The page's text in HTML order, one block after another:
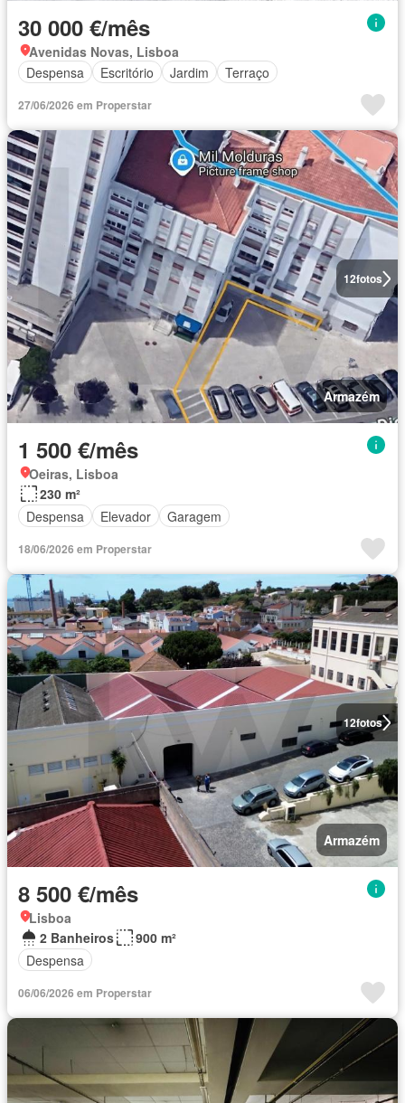
30 000 €/mês
Avenidas Novas, Lisboa
Despensa
Escritório Jardim Terraço
27/06/2026 em Properstar
12fotos
Armazém
1 500 €/mês
Oeiras, Lisboa
230 m²
Despensa
Elevador Garagem
18/06/2026 em Properstar
12fotos
Armazém
8 500 €/mês
Lisboa
2 Banheiros
900 m²
Despensa
06/06/2026 em Properstar